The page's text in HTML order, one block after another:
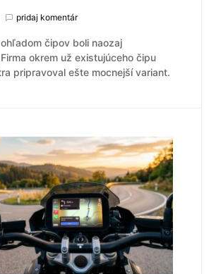
pridaj komentár
čipov boli naozaj
okrem už existujúceho čipu
pripravoval ešte mocnejší variant.